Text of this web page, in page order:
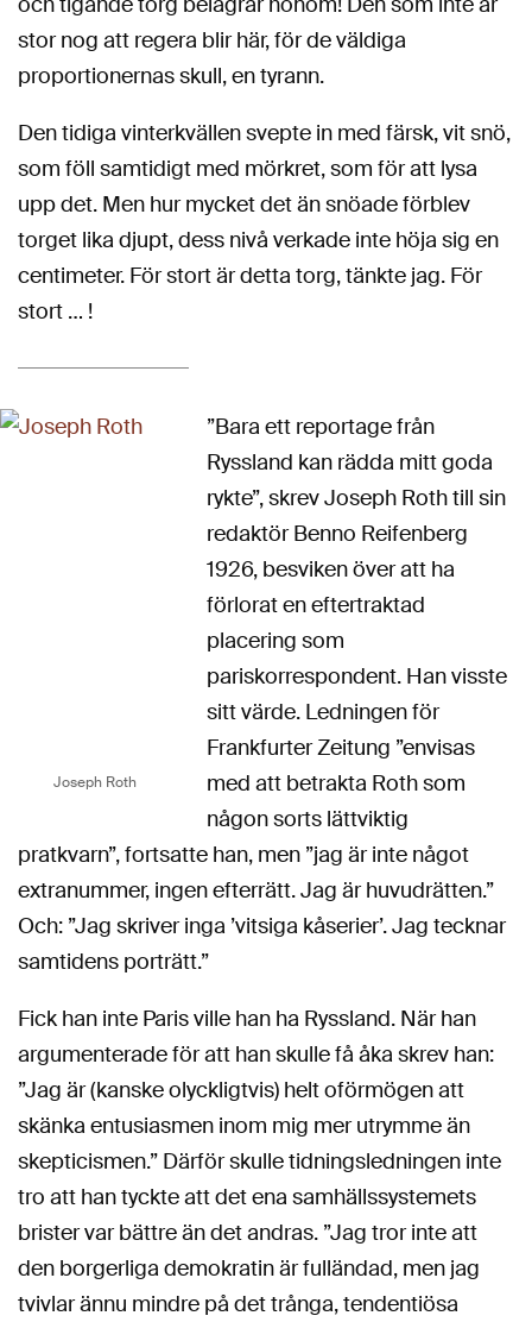
stor nog att regera blir här, för de väldiga
proportionernas skull, en tyrann.
Den tidiga vinterkvällen svepte in med färsk, vit snö,
som föll samtidigt med mörkret, som för att lysa
upp det. Men hur mycket det än snöade förblev
torget lika djupt, dess nivå verkade inte höja sig en
centimeter. För stort är detta torg, tänkte jag. För
stort … !
Joseph Roth
”Bara ett reportage från
Ryssland kan rädda mitt goda
rykte”, skrev Joseph Roth till sin
redaktör Benno Reifenberg
1926, besviken över att ha
förlorat en eftertraktad
placering som
pariskorrespondent. Han visste
sitt värde. Ledningen för
Frankfurter Zeitung ”envisas
med att betrakta Roth som
någon sorts lättviktig
pratkvarn”, fortsatte han, men ”jag är inte något
extranummer, ingen efterrätt. Jag är huvudrätten.”
Och: ”Jag skriver inga ’vitsiga kåserier’. Jag tecknar
samtidens porträtt.”
Fick han inte Paris ville han ha Ryssland. När han
argumenterade för att han skulle få åka skrev han:
”Jag är (kanske olyckligtvis) helt oförmögen att
skänka entusiasmen inom mig mer utrymme än
skepticismen.” Därför skulle tidningsledningen inte
tro att han tyckte att det ena samhällssystemets
brister var bättre än det andras. ”Jag tror inte att
den borgerliga demokratin är fulländad, men jag
tvivlar ännu mindre på det trånga, tendentiösa